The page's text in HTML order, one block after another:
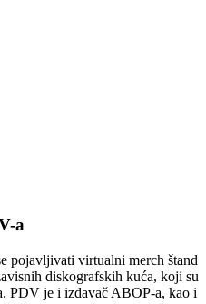
a
pojavljivati virtualni merch štand
diskografskih kuća, koji su
PDV je i izdavač ABOP-a, kao i